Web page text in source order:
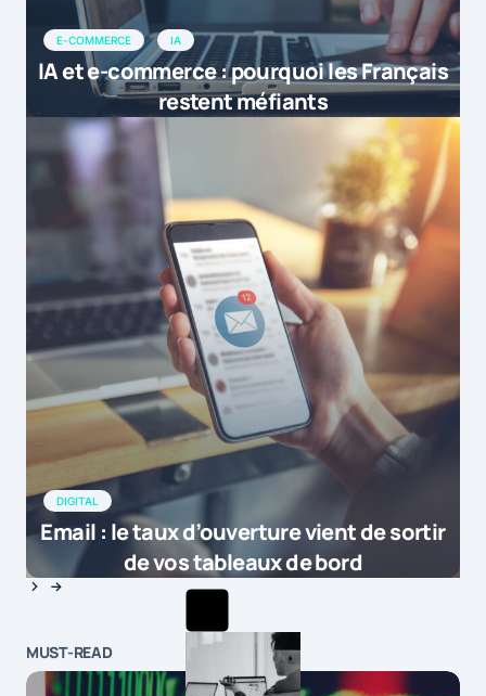
E-COMMERCE IA
IA et e-commerce : pourquoi les Français
restent méfiants
DIGITAL
Email : le taux d’ouverture vient de sortir
de vos tableaux de bord
MUST-READ